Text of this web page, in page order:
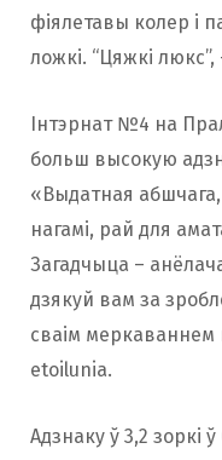
фіялетавы колер і
ложкі. “Цяжкі
Інтэрнат №4 на
больш высокую
«Выдатная
нагамі, рай для
Загадчыца –
дзякуй вам за
сваім меркаваннем
etoilunia.
Адзнаку ў 3,2 зоркі